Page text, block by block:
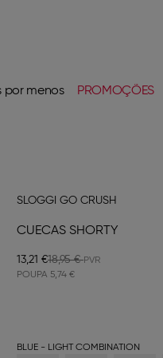
por menos PROMOÇÕES
SLOGGI GO CRUSH
CUECAS SHORTY
13,21 €18,95 €
POUPA 5,74 €
BLUE - LIGHT COMBINATION